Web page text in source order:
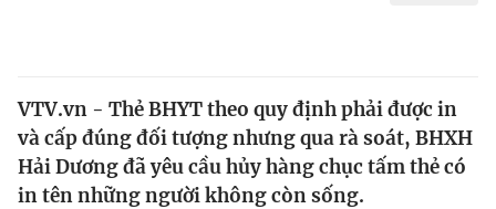
Y tế
Thế giới
Giáo dục
VTV.vn - Thẻ BHYT theo quy định phải được in
và cấp đúng đối tượng nhưng qua rà soát, BHXH
Hải Dương đã yêu cầu hủy hàng chục tấm thẻ có
in tên những người không còn sống.